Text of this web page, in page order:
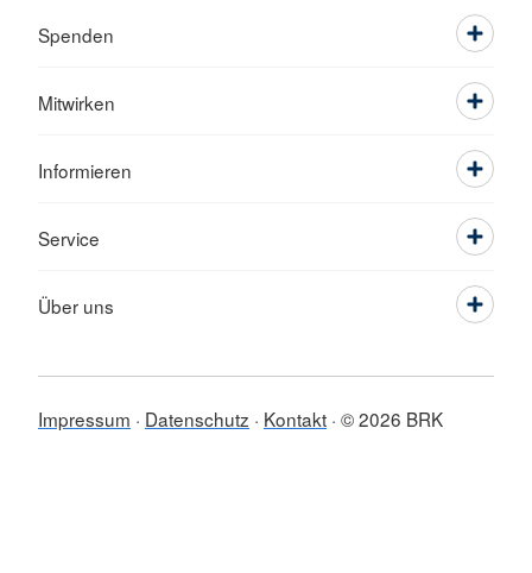
Spenden
Mitwirken
Informieren
Service
Über uns
Impressum Datenschutz Kontakt © 2026 BRK